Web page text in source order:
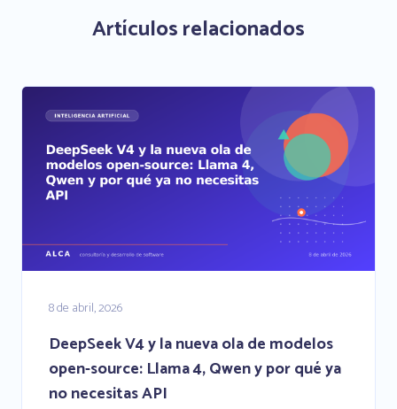
Artículos relacionados
8 de abril, 2026
DeepSeek V4 y la nueva ola de modelos
open-source: Llama 4, Qwen y por qué ya
no necesitas API